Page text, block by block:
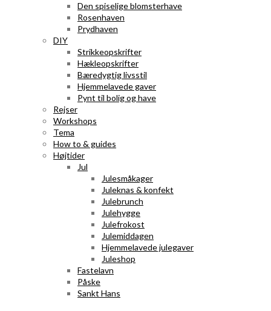
Den spiselige blomsterhave
Rosenhaven
Prydhaven
DIY
Strikkeopskrifter
Hækleopskrifter
Bæredygtig livsstil
Hjemmelavede gaver
Pynt til bolig og have
Rejser
Workshops
Tema
How to & guides
Højtider
Jul
Julesmåkager
Juleknas & konfekt
Julebrunch
Julehygge
Julefrokost
Julemiddagen
Hjemmelavede julegaver
Juleshop
Fastelavn
Påske
Sankt Hans